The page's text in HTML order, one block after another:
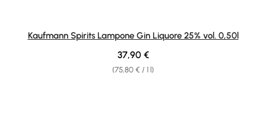
Kaufmann Spirits Lampone Gin Liquore 25% vol. 0,50l
(75,80 € / 1 l)
Regular price:
37,90 €